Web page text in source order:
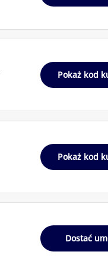
Pokaż kod
Pokaż kod
Dostać